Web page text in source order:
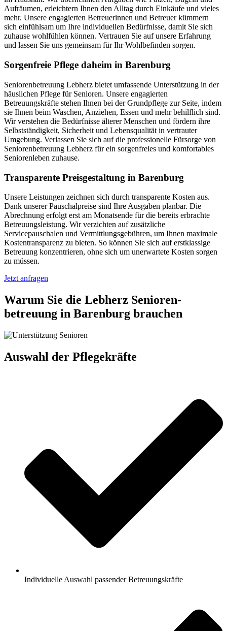
Aufräumen, erleichtern Ihnen den Alltag durch Einkäufe und vieles
mehr. Unsere engagierten Betreuerinnen und Betreuer kümmern
sich einfühlsam um Ihre individuellen Bedürfnisse, damit Sie sich
zuhause wohlfühlen können. Vertrauen Sie auf unsere Erfahrung
und lassen Sie uns gemeinsam für Ihr Wohlbefinden sorgen.
Sorgenfreie Pflege daheim in Barenburg
Seniorenbetreuung Lebherz bietet umfassende Unterstützung in der
häuslichen Pflege für Senioren. Unsere engagierten
Betreuungskräfte stehen Ihnen bei der Grundpflege zur Seite, indem
sie Ihnen beim Waschen, Anziehen, Essen und mehr behilflich sind.
Wir verstehen die Bedürfnisse älterer Menschen und fördern ihre
Selbstständigkeit, Sicherheit und Lebensqualität in vertrauter
Umgebung. Verlassen Sie sich auf die professionelle Fürsorge von
Seniorenbetreuung Lebherz für ein sorgenfreies und komfortables
Seniorenleben zuhause.
Transparente Preisgestaltung in Barenburg
Unsere Leistungen zeichnen sich durch transparente Kosten aus.
Dank unserer Pauschalpreise sind Ihre Ausgaben planbar. Die
Abrechnung erfolgt erst am Monatsende für die bereits erbrachte
Betreuungsleistung. Wir verzichten auf zusätzliche
Servicepauschalen und Vermittlungsgebühren, um Ihnen maximale
Kostentransparenz zu bieten. So können Sie sich auf erstklassige
Betreuung konzentrieren, ohne sich um unerwartete Kosten sorgen
zu müssen.
Jetzt anfragen
Warum Sie die Lebherz Senioren­
betreuung in Barenburg brauchen
Auswahl der Pflegekräfte
Individuelle Auswahl passender Betreuungskräfte